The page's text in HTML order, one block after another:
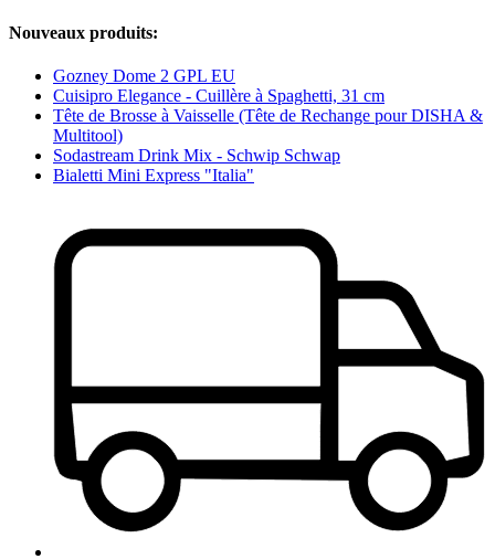
Nouveaux produits:
Gozney Dome 2 GPL EU
Cuisipro Elegance - Cuillère à Spaghetti, 31 cm
Tête de Brosse à Vaisselle (Tête de Rechange pour DISHA &
Multitool)
Sodastream Drink Mix - Schwip Schwap
Bialetti Mini Express "Italia"